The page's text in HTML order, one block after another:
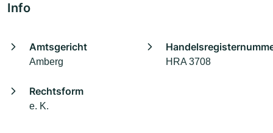
Info
Amtsgericht
Amberg HRA 3708
Rechtsform
e. K.